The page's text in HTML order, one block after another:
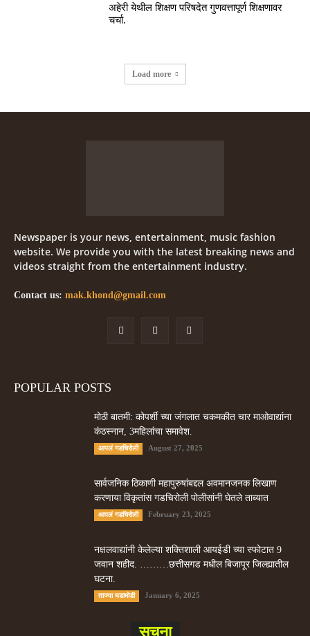
अहेरी येथील शिक्षण परिषदेत गुणवत्तापूर्ण शिक्षणावर
चर्चा.
Load more
Newspaper is your news, entertainment, music fashion
website. We provide you with the latest breaking news and
videos straight from the entertainment industry.
Contact us: mak.khond@gmail.com
POPULAR POSTS
मोठी बातमी: कोपर्शी च्या जंगलात चकमकीत चार माओवाद्यांना
कंठस्नान, 3महिलांचा समावेश.
आपलं गडचिरोली August 27, 2025
सार्वजनिक ठिकाणी महापुरुषांबद्दल अवमानजनक लिखाण
करणा­या विकृतांस गडचिरोली पोलीसांनी घेतले ताब्यात
आपलं गडचिरोली February 23, 2025
नक्षलवाद्यांनी केलेल्या शक्तिशाली आयईडी च्या स्फोटात 9
जवान शहीद. ………छत्तीसगड मधील बिजापूर जिल्ह्यातील
घटना.
ताज्या घडामोडी January 6, 2025
सूचना